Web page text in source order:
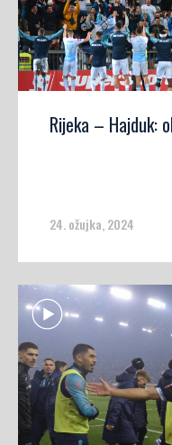
Rijeka – Hajduk:
24. ožujka, 2024